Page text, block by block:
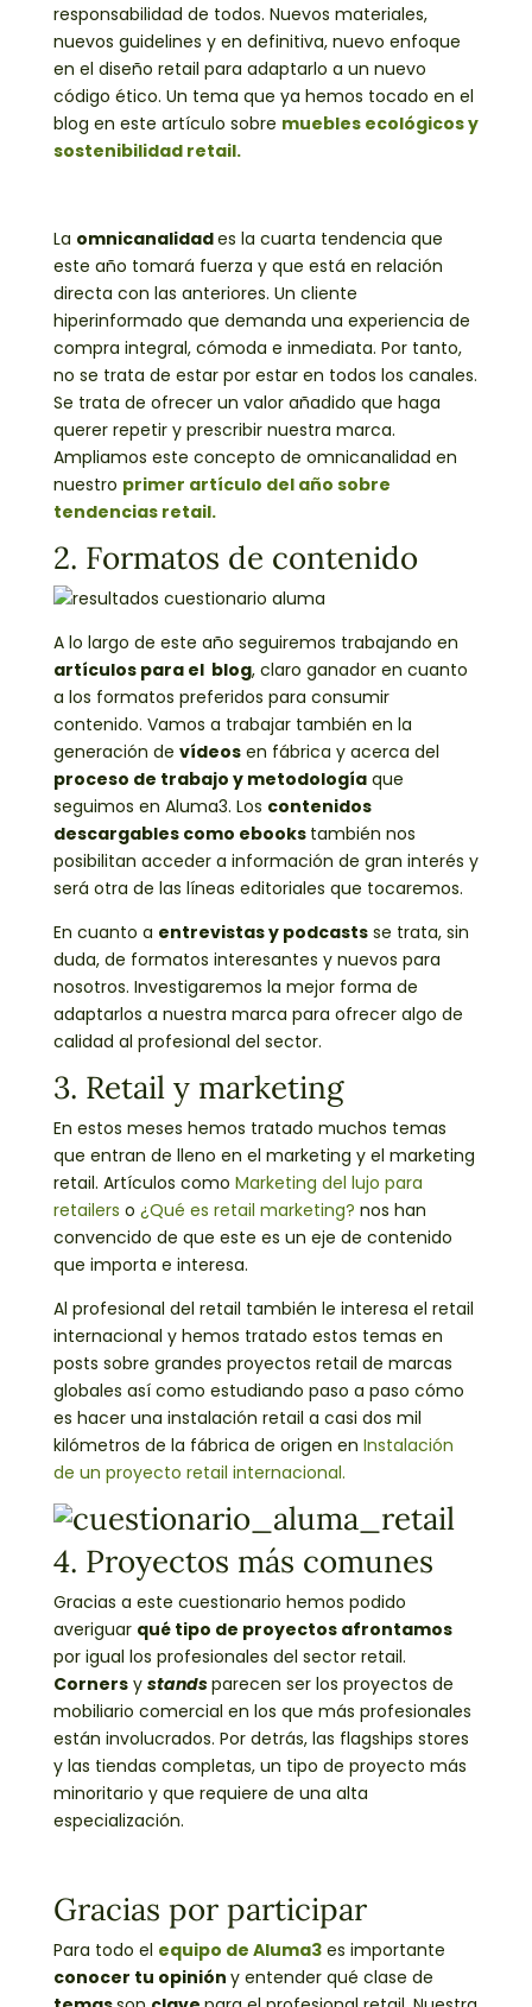
responsabilidad de todos. Nuevos materiales,
nuevos guidelines y en definitiva, nuevo enfoque
en el diseño retail para adaptarlo a un nuevo
código ético. Un tema que ya hemos tocado en el
blog en este artículo sobre muebles ecológicos y
sostenibilidad retail.
La omnicanalidades la cuarta tendencia que
este año tomará fuerza y que está en relación
directa con las anteriores. Un cliente
hiperinformado que demanda una experiencia de
compra integral, cómoda e inmediata. Por tanto,
no se trata de estar por estar en todos los canales.
Se trata de ofrecer un valor añadido que haga
querer repetir y prescribir nuestra marca.
Ampliamos este concepto de omnicanalidad en
nuestro primer artículo del año sobre
tendencias retail.
2. Formatos de contenido
A lo largo de este año seguiremos trabajando en
artículos para el blog, claro ganador en cuanto
a los formatos preferidos para consumir
contenido. Vamos a trabajar también en la
generación de vídeosen fábrica y acerca del
proceso de trabajo y metodologíaque
seguimos en Aluma3. Los contenidos
descargables como ebooks también nos
posibilitan acceder a información de gran interés y
será otra de las líneas editoriales que tocaremos.
En cuanto a entrevistas y podcastsse trata, sin
duda, de formatos interesantes y nuevos para
nosotros. Investigaremos la mejor forma de
adaptarlos a nuestra marca para ofrecer algo de
calidad al profesional del sector.
3. Retail y marketing
En estos meses hemos tratado muchos temas
que entran de lleno en el marketing y el marketing
retail. Artículos como Marketing del lujo para
retailers o ¿Qué es retail marketing? nos han
convencido de que este es un eje de contenido
que importa e interesa.
Al profesional del retail también le interesa el retail
internacional y hemos tratado estos temas en
posts sobre grandes proyectos retail de marcas
globales así como estudiando paso a paso cómo
es hacer una instalación retail a casi dos mil
kilómetros de la fábrica de origen en Instalación
de un proyecto retail internacional.
4. Proyectos más comunes
Gracias a este cuestionario hemos podido
averiguar qué tipo de proyectos afrontamos
por igual los profesionales del sector retail.
Cornersy standsparecen ser los proyectos de
mobiliario comercial en los que más profesionales
están involucrados. Por detrás, las flagships stores
y las tiendas completas, un tipo de proyecto más
minoritario y que requiere de una alta
especialización.
Gracias por participar
Para todo el equipo de Aluma3 es importante
conocer tu opinión y entender qué clase de